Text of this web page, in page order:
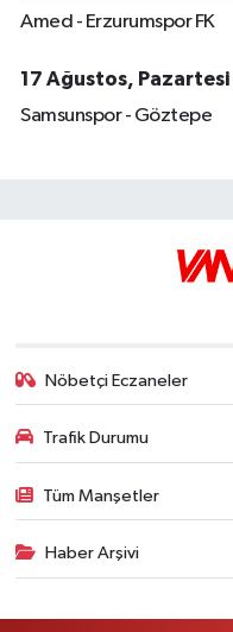
Amed - Erzurumspor FK
17 Ağustos, Pazartesi
Samsunspor - Göztepe
Nöbetçi Eczaneler
Trafik Durumu
Tüm Manşetler
Haber Arşivi